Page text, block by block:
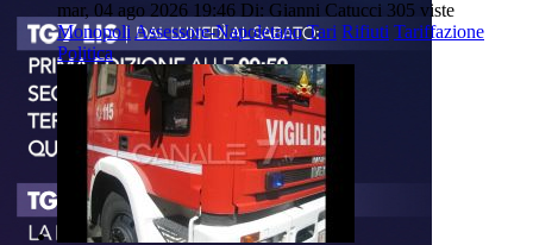
mar, 04 ago 2026 19:46 Di: Gianni Catucci 305 viste
Monopoli Assessore-Napoletano Tari Rifiuti Tariffazione
Politica